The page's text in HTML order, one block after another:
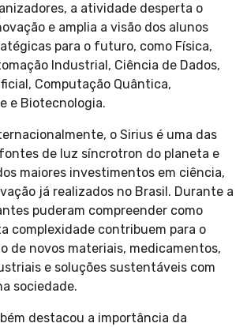
a atividade desperta o
e amplia a visão dos alunos
para o futuro, como Física,
Industrial, Ciência de Dados,
Computação Quântica,
e Biotecnologia.
o Sirius é uma das
de luz síncrotron do planeta e
maiores investimentos em ciência,
já realizados no Brasil. Durante a
puderam compreender como
complexidade contribuem para o
de novos materiais, medicamentos,
e soluções sustentáveis com
sociedade.
destacou a importância da